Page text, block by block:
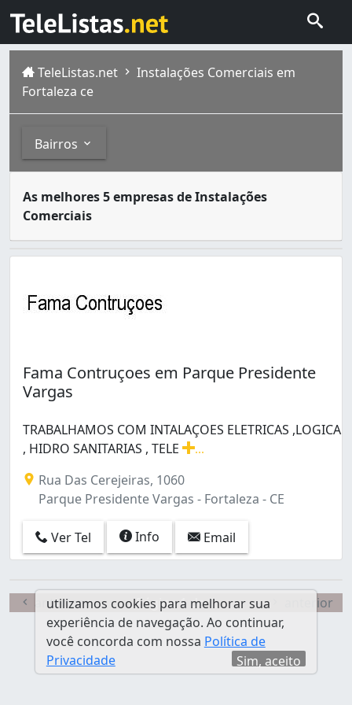
TeleListas.net
Instalações Comerciais em
Fortaleza ce
Bairros
Dionisio Torres (1)
Jardim Iracema (1)
José Bonifácio (1)
Meireles (2)
Padre Andrade (1)
Parque Presidente Vargas (1)
Paupina (1)
São João do Tauape (1)
Vila Velha (1)
As melhores 5 empresas de Instalações
Comerciais
Fortaleza é a capital do estado brasileiro do Ceará .
Fama Contruçoes em Parque Presidente
Vargas
TRABALHAMOS COM INTALAÇOES ELETRICAS ,LOGICA
, HIDRO SANITARIAS , TELE
Rua Das Cerejeiras, 1060
Parque Presidente Vargas - Fortaleza - CE
Ver Tel Info Email
anterior Página 1 de 1 anterior
utilizamos cookies para melhorar sua
experiência de navegação. Ao continuar,
você concorda com nossa Política de
Privacidade
Sim, aceito